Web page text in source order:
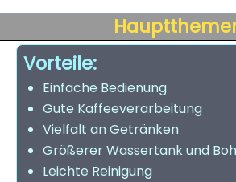
Vorteile:
Einfache Bedienung
Gute Kaffeeverarbeitung
Vielfalt an Getränken
Größerer Wassertank und
Leichte Reinigung